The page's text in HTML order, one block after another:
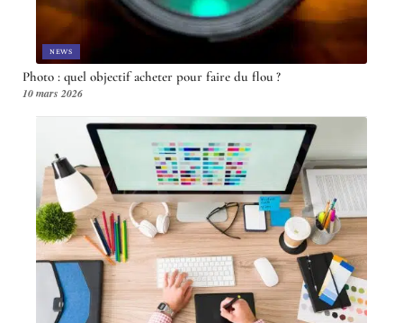
NEWS
Photo : quel objectif acheter pour faire du flou ?
10 mars 2026